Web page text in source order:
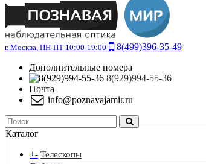
г. Москва, ПН-ПТ 10:00-19:00
8(499)396-35-49
Дополнительные номера
8(929)994-55-36
Почта
info@poznavajamir.ru
Каталог
+- Телескопы